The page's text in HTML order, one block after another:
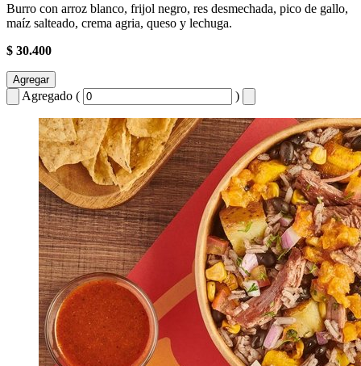
Burro con arroz blanco, frijol negro, res desmechada, pico de gallo,
maíz salteado, crema agria, queso y lechuga.
$ 30.400
Agregar
Agregado ( )